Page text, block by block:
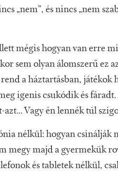
„nem”, és nincs „nem
mégis hogyan van erre
sem olyan álomszerű ez
a háztartásban, játékok
igenis csukódik és
Vagy én lennék túl
nélkül: hogyan csinálják
megy majd a gyermekük
és tabletek nélkül,